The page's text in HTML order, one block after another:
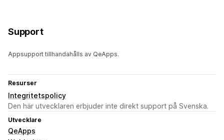
Support
Appsupport tillhandahålls av QeApps.
Resurser
Integritetspolicy
Den här utvecklaren erbjuder inte direkt support på Svenska.
Utvecklare
QeApps